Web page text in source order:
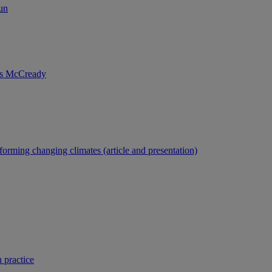
McCready
changing climates (article and presentation)
practice